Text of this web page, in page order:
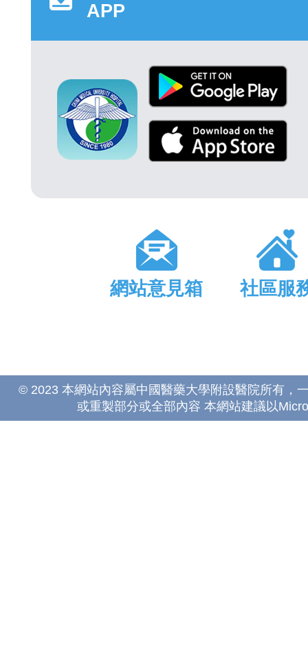
APP
網站意見箱 社區服
© 2023 本網站內容屬中國醫藥大學附設醫院所有，
或重製部分或全部內容 本網站建議以